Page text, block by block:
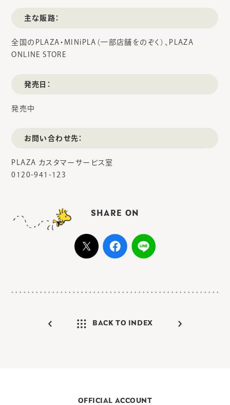
主な販路：
全国のPLAZA・MINiPLA（一部店舗をのぞく）、PLAZA
ONLINE STORE
発売日：
発売中
お問い合わせ先：
PLAZA カスタマーサービス室
0120-941-123
SHARE ON
BACK TO INDEX
OFFICIAL ACCOUNT